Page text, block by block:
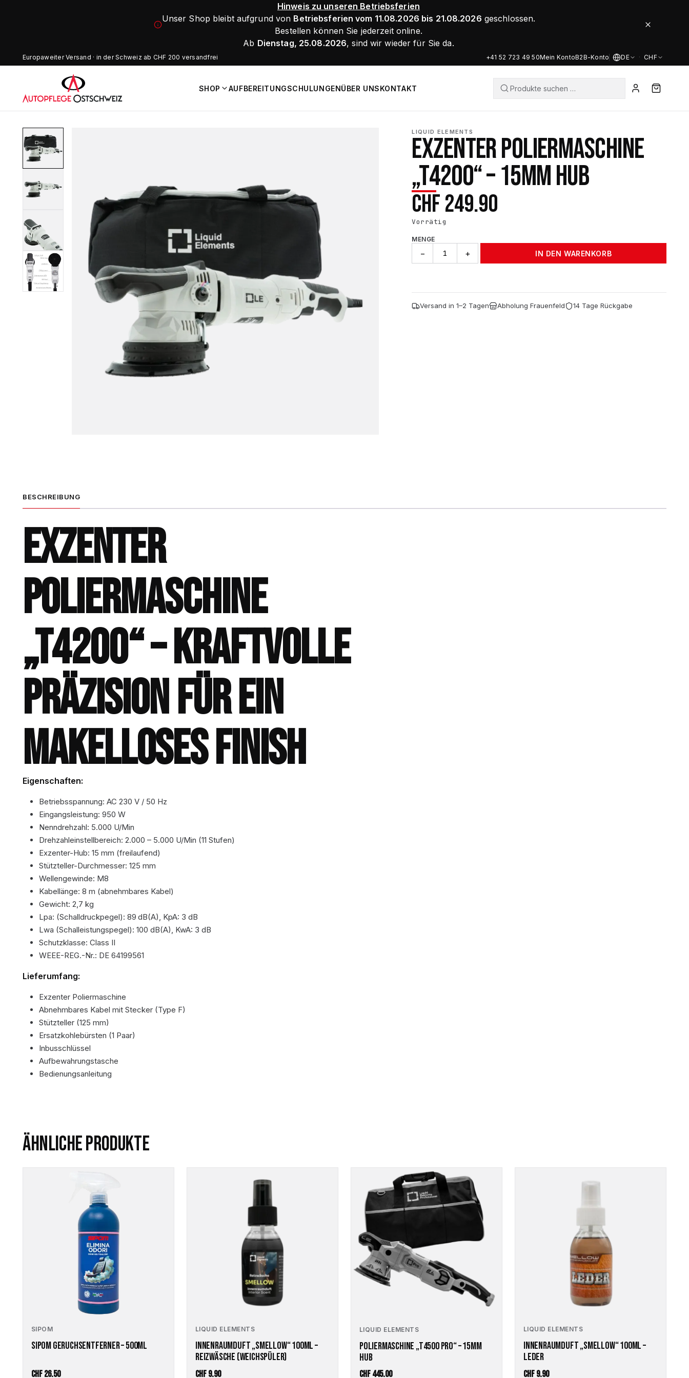
Hinweis zu unseren Betriebsferien
Unser Shop bleibt aufgrund von Betriebsferien vom 11.08.2026 bis 21.08.2026 geschlossen.
Bestellen können Sie jederzeit online.
Ab Dienstag, 25.08.2026, sind wir wieder für Sie da.
Europaweiter Versand · in der Schweiz ab CHF 200 versandfrei +41 52 723 49 50Mein KontoB2B-Konto DE · CHF
SHOP AUFBEREITUNGSCHULUNGENÜBER UNSKONTAKT
LIQUID ELEMENTS
EXZENTER POLIERMASCHINE
„T4200“ – 15MM HUB
CHF249.90
Vorrätig
MENGE
−
15Mm
Hub
+ IN DEN WARENKORB
Versand in 1–2 Tagen Abholung Frauenfeld 14 Tage Rückgabe
BESCHREIBUNG
EXZENTER
POLIERMASCHINE
„T4200“ – KRAFTVOLLE
PRÄZISION FÜR EIN
MAKELLOSES FINISH
Eigenschaften:
Betriebsspannung: AC 230 V / 50 Hz
Eingangsleistung: 950 W
Nenndrehzahl: 5.000 U/Min
Drehzahleinstellbereich: 2.000 – 5.000 U/Min (11 Stufen)
Exzenter-Hub: 15 mm (freilaufend)
Stützteller-Durchmesser: 125 mm
Wellengewinde: M8
Kabellänge: 8 m (abnehmbares Kabel)
Gewicht: 2,7 kg
Lpa: (Schalldruckpegel): 89 dB(A), KpA: 3 dB
Lwa (Schalleistungspegel): 100 dB(A), KwA: 3 dB
Schutzklasse: Class II
WEEE-REG.-Nr.: DE 64199561
Lieferumfang:
Exzenter Poliermaschine
Abnehmbares Kabel mit Stecker (Type F)
Stützteller (125 mm)
Ersatzkohlebürsten (1 Paar)
Inbusschlüssel
Aufbewahrungstasche
Bedienungsanleitung
ÄHNLICHE PRODUKTE
SIPOM
SIPOM GERUCHSENTFERNER – 500ML
CHF26.50
LIQUID ELEMENTS
INNENRAUMDUFT „SMELLOW“ 100ML –
REIZWÄSCHE (WEICHSPÜLER)
CHF9.90
LIQUID ELEMENTS
POLIERMASCHINE „T4500 PRO“ – 15MM
HUB
CHF445.00
LIQUID ELEMENTS
INNENRAUMDUFT „SMELLOW“ 100ML –
LEDER
CHF9.90